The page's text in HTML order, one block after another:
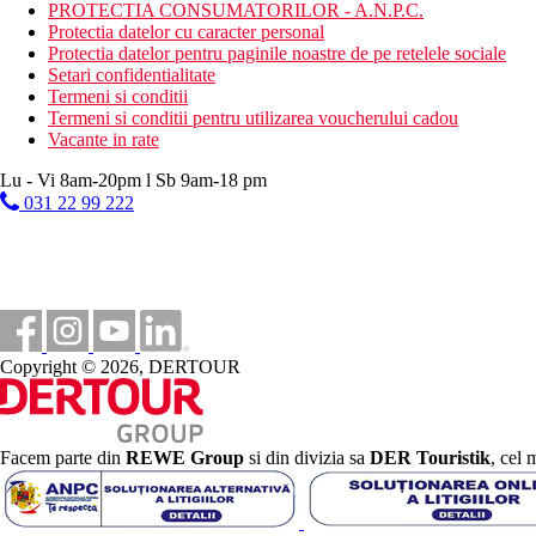
Nota
In Grecia, trebuie sa platiti taxa turistica in functie de categoria
activitatilor mentionate pot fi afectate de introducerea unor
Taxa turistica
Incepand cu 2025, in Grecia exista obligatia de a plati taxa
Distanţe
15 km
Distanta de cel mai apropiat aeroport
0 m
Magazine
500 m
Distanta pana la plaja
Plaja
PROTECTIA CONSUMATORILOR - A.N.P.C.
Protectia datelor cu caracter personal
Protectia datelor pentru paginile noastre de pe retelele sociale
Setari confidentialitate
Termeni si conditii
Termeni si conditii pentru utilizarea voucherului cadou
Vacante in rate
Lu - Vi 8am-20pm l Sb 9am-18 pm
031 22 99 222
Copyright © 2026, DERTOUR
Facem parte din REWE Group si din divizia sa DER Touristik, cel